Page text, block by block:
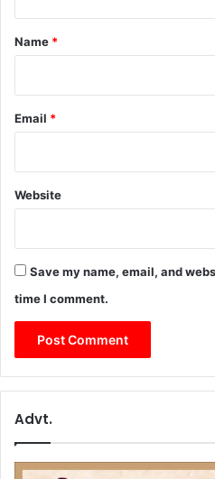
*
Name *
Email *
Website
Save my name, email, and
time I comment.
Advt.